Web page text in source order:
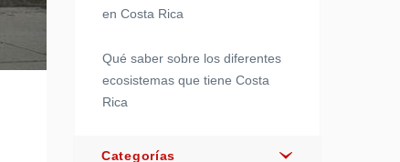
en Costa Rica
Qué saber sobre los diferentes
ecosistemas que tiene Costa
Rica
Categorías